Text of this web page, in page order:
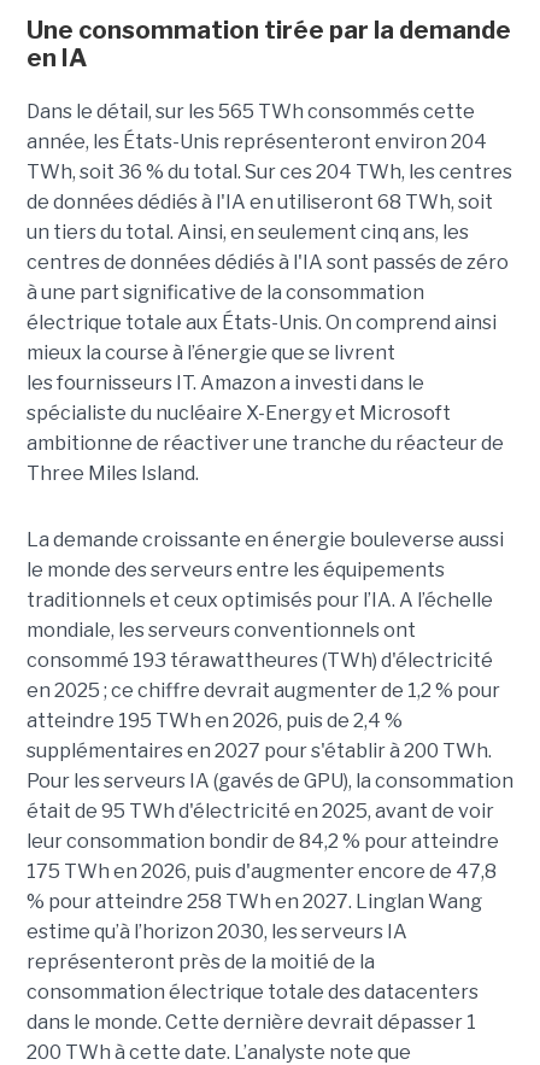
Une consommation tirée par la demande
en IA
Dans le détail, sur les 565 TWh consommés cette
année, les États-Unis représenteront environ 204
TWh, soit 36 ​​% du total. Sur ces 204 TWh, les centres
de données dédiés à l'IA en utiliseront 68 TWh, soit
un tiers du total. Ainsi, en seulement cinq ans, les
centres de données dédiés à l'IA sont passés de zéro
à une part significative de la consommation
électrique totale aux États-Unis. On comprend ainsi
mieux la course à l’énergie que se livrent
les fournisseurs IT. Amazon a investi dans le
spécialiste du nucléaire X-Energy et Microsoft
ambitionne de réactiver une tranche du réacteur de
Three Miles Island.
La demande croissante en énergie bouleverse aussi
le monde des serveurs entre les équipements
traditionnels et ceux optimisés pour l’IA. A l’échelle
mondiale, les serveurs conventionnels ont
consommé 193 térawattheures (TWh) d'électricité
en 2025 ; ce chiffre devrait augmenter de 1,2 % pour
atteindre 195 TWh en 2026, puis de 2,4 %
supplémentaires en 2027 pour s'établir à 200 TWh.
Pour les serveurs IA (gavés de GPU), la consommation
était de 95 TWh d'électricité en 2025, avant de voir
leur consommation bondir de 84,2 % pour atteindre
175 TWh en 2026, puis d'augmenter encore de 47,8
% pour atteindre 258 TWh en 2027. Linglan Wang
estime qu’à l’horizon 2030, les serveurs IA
représenteront près de la moitié de la
consommation électrique totale des datacenters
dans le monde. Cette dernière devrait dépasser 1
200 TWh à cette date. L’analyste note que